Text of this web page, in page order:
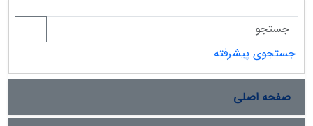
جستجوی پیشرفته
صفحه اصلی